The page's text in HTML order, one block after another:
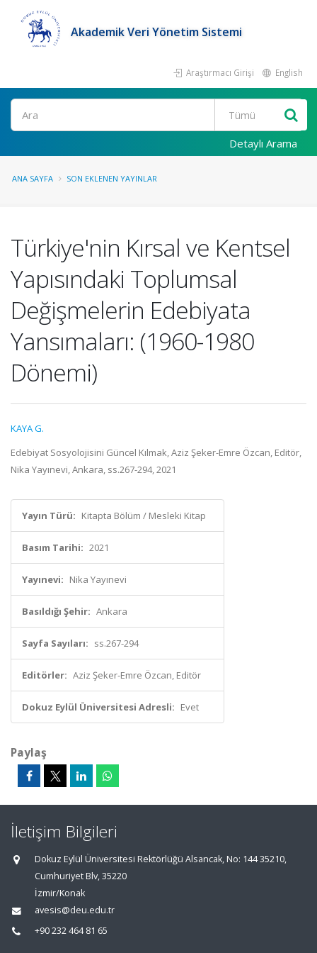
Akademik Veri Yönetim Sistemi
Araştırmacı Girişi English
Ara
Detaylı Arama
ANA SAYFA SON EKLENEN YAYINLAR
Türkiye'nin Kırsal ve Kentsel
Yapısındaki Toplumsal
Değişmelerin Edebiyata
Yansımaları: (1960-1980
Dönemi)
KAYA G.
Edebiyat Sosyolojisini Güncel Kılmak, Aziz Şeker-Emre Özcan, Editör,
Nika Yayınevi, Ankara, ss.267-294, 2021
Yayın Türü: Kitapta Bölüm / Mesleki Kitap
Basım Tarihi: 2021
Yayınevi: Nika Yayınevi
Basıldığı Şehir: Ankara
Sayfa Sayıları: ss.267-294
Editörler: Aziz Şeker-Emre Özcan, Editör
Dokuz Eylül Üniversitesi Adresli: Evet
Paylaş
İletişim Bilgileri
Dokuz Eylül Üniversitesi Rektörlüğü Alsancak, No: 144 35210,
Cumhuriyet Blv, 35220
İzmir/Konak
avesis@deu.edu.tr
+90 232 464 81 65